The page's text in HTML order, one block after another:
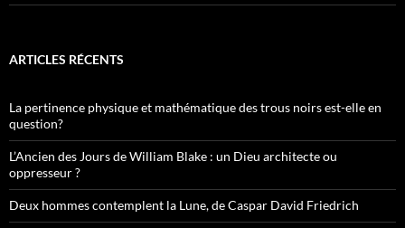
ARTICLES RÉCENTS
La pertinence physique et mathématique des trous noirs est-elle en
question?
L’Ancien des Jours de William Blake : un Dieu architecte ou
oppresseur ?
Deux hommes contemplent la Lune, de Caspar David Friedrich